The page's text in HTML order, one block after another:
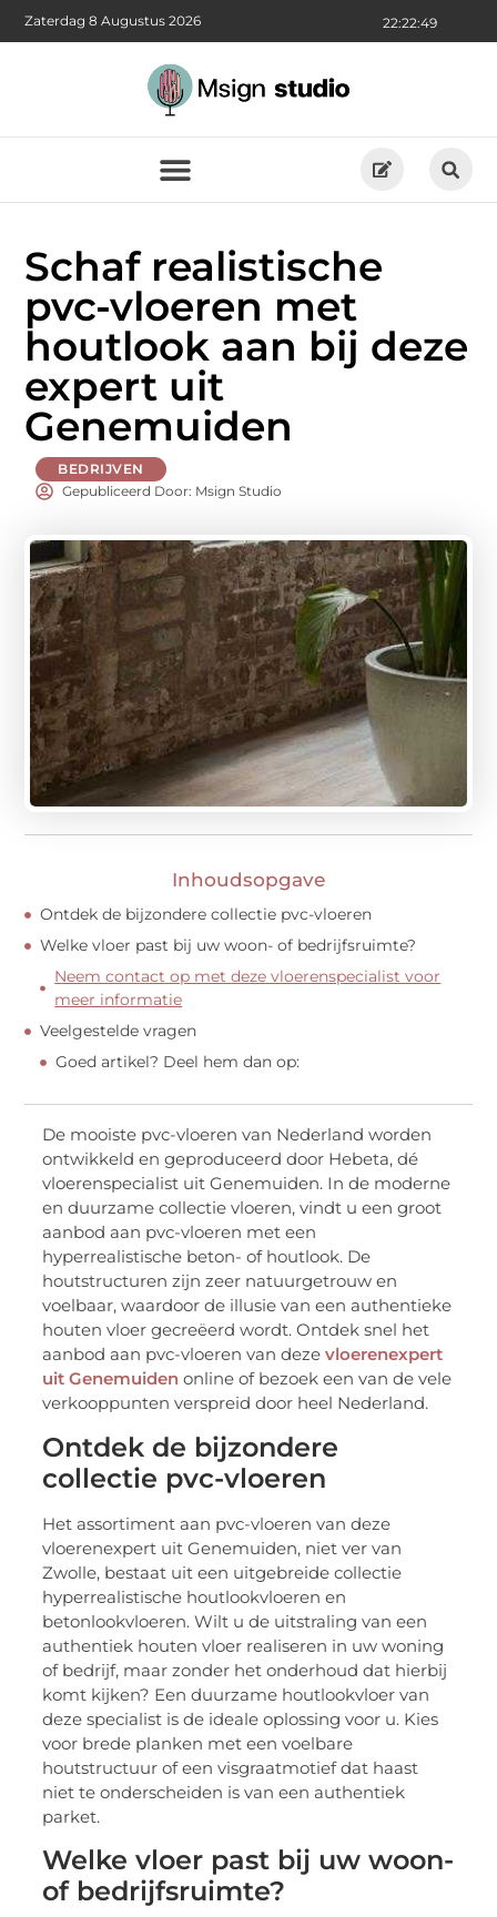
22:22:51
Zaterdag 8 Augustus 2026
Schaf realistische
pvc-vloeren met
houtlook aan bij deze
expert uit
Genemuiden
BEDRIJVEN
Gepubliceerd Door: Msign Studio
Inhoudsopgave
Ontdek de bijzondere collectie pvc-vloeren
Welke vloer past bij uw woon- of bedrijfsruimte?
Neem contact op met deze vloerenspecialist voor
meer informatie
Veelgestelde vragen
Goed artikel? Deel hem dan op:
De mooiste pvc-vloeren van Nederland worden
ontwikkeld en geproduceerd door Hebeta, dé
vloerenspecialist uit Genemuiden. In de moderne
en duurzame collectie vloeren, vindt u een groot
aanbod aan pvc-vloeren met een
hyperrealistische beton- of houtlook. De
houtstructuren zijn zeer natuurgetrouw en
voelbaar, waardoor de illusie van een authentieke
houten vloer gecreëerd wordt. Ontdek snel het
aanbod aan pvc-vloeren van dezevloerenexpert
uit Genemuiden online of bezoek een van de vele
verkooppunten verspreid door heel Nederland.
Ontdek de bijzondere
collectie pvc-vloeren
Het assortiment aan pvc-vloeren van deze
vloerenexpert uit Genemuiden, niet ver van
Zwolle, bestaat uit een uitgebreide collectie
hyperrealistische houtlookvloeren en
betonlookvloeren. Wilt u de uitstraling van een
authentiek houten vloer realiseren in uw woning
of bedrijf, maar zonder het onderhoud dat hierbij
komt kijken? Een duurzame houtlookvloer van
deze specialist is de ideale oplossing voor u. Kies
voor brede planken met een voelbare
houtstructuur of een visgraatmotief dat haast
niet te onderscheiden is van een authentiek
parket.
Welke vloer past bij uw woon-
of bedrijfsruimte?